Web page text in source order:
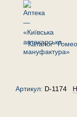
Каталог
Комплекс
Артикул: D-1174